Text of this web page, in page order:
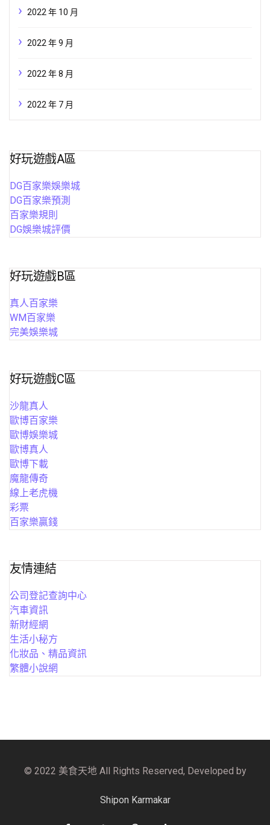
2022 年 10 月
2022 年 9 月
2022 年 8 月
2022 年 7 月
好玩遊戲A區
DG百家樂娛樂城
DG百家樂預測
百家樂規則
DG娛樂城評價
好玩遊戲B區
真人百家樂
WM百家樂
完美娛樂城
好玩遊戲C區
沙龍真人
歐博百家樂
歐博娛樂城
歐博真人
歐博下載
魔龍傳奇
線上老虎機
彩票
百家樂贏錢
友情連結
公司登記查詢中心
汽車資訊
新財經網
生活小秘方
化妝品、精品資訊
繁體小說網
© 2022 美食天地 All Rights Reserved, Developed by
Shipon Karmakar